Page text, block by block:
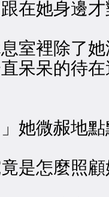
在她身邊
裡除了她
呆呆的待
微赧地點
怎麼照顧